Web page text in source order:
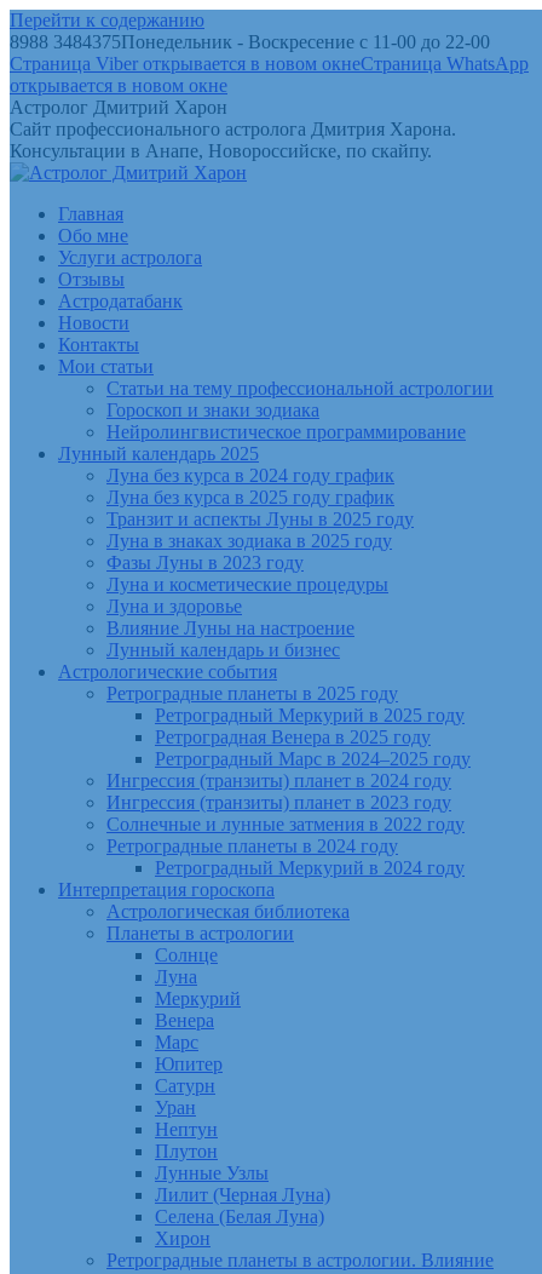
Перейти к содержанию
8988 3484375Понедельник - Воскресение с 11-00 до 22-00
Страница Viber открывается в новом окнеСтраница WhatsApp
открывается в новом окне
Астролог Дмитрий Харон
Сайт профессионального астролога Дмитрия Харона.
Консультации в Анапе, Новороссийске, по скайпу.
Главная
Обо мне
Услуги астролога
Отзывы
Астродатабанк
Новости
Контакты
Мои статьи
Статьи на тему профессиональной астрологии
Гороскоп и знаки зодиака
Нейролингвистическое программирование
Лунный календарь 2025
Луна без курса в 2024 году график
Луна без курса в 2025 году график
Транзит и аспекты Луны в 2025 году
Луна в знаках зодиака в 2025 году
Фазы Луны в 2023 году
Луна и косметические процедуры
Луна и здоровье
Влияние Луны на настроение
Лунный календарь и бизнес
Астрологические события
Ретроградные планеты в 2025 году
Ретроградный Меркурий в 2025 году
Ретроградная Венера в 2025 году
Ретроградный Марс в 2024–2025 году
Ингрессия (транзиты) планет в 2024 году
Ингрессия (транзиты) планет в 2023 году
Солнечные и лунные затмения в 2022 году
Ретроградные планеты в 2024 году
Ретроградный Меркурий в 2024 году
Интерпретация гороскопа
Астрологическая библиотека
Планеты в астрологии
Солнце
Луна
Меркурий
Венера
Марс
Юпитер
Сатурн
Уран
Нептун
Плутон
Лунные Узлы
Лилит (Черная Луна)
Селена (Белая Луна)
Хирон
Ретроградные планеты в астрологии. Влияние